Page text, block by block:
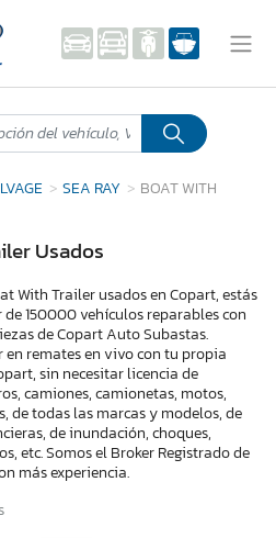
SEA RAY
BOAT WITH
Usados
With Trailer usados en Copart, estás
150000 vehículos reparables con
de Copart Auto Subastas.
remates en vivo con tu propia
sin necesitar licencia de
camiones, camionetas, motos,
de todas las marcas y modelos, de
de inundación, choques,
etc. Somos el Broker Registrado de
más experiencia.